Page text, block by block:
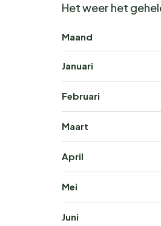
Het weer het
Maand
Januari
Februari
Maart
April
Mei
Juni